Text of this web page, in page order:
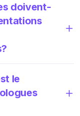
doivent-
le